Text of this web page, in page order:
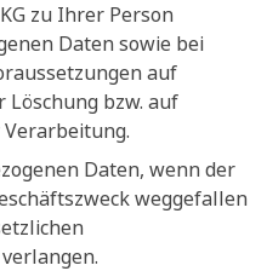
zu Ihrer Person
Daten sowie bei
auf
Löschung bzw. auf
Daten, wenn der
weggefallen